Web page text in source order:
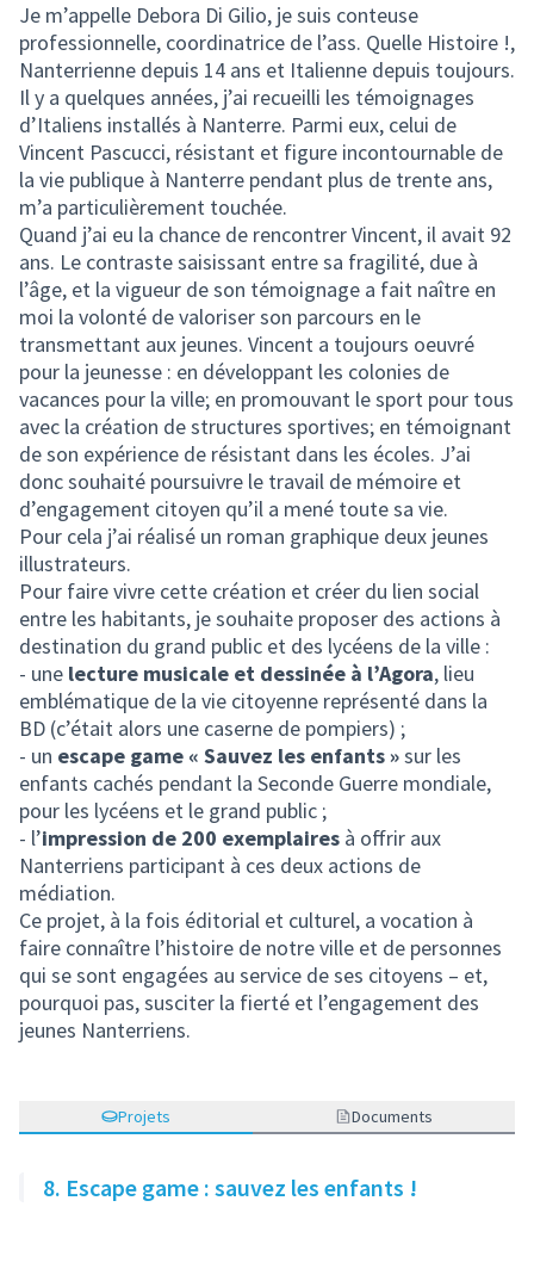
Je m’appelle Debora Di Gilio, je suis conteuse
professionnelle, coordinatrice de l’ass. Quelle Histoire !,
Nanterrienne depuis 14 ans et Italienne depuis toujours.
Il y a quelques années, j’ai recueilli les témoignages
d’Italiens installés à Nanterre. Parmi eux, celui de
Vincent Pascucci, résistant et figure incontournable de
la vie publique à Nanterre pendant plus de trente ans,
m’a particulièrement touchée.
Quand j’ai eu la chance de rencontrer Vincent, il avait 92
ans. Le contraste saisissant entre sa fragilité, due à
l’âge, et la vigueur de son témoignage a fait naître en
moi la volonté de valoriser son parcours en le
transmettant aux jeunes. Vincent a toujours oeuvré
pour la jeunesse : en développant les colonies de
vacances pour la ville; en promouvant le sport pour tous
avec la création de structures sportives; en témoignant
de son expérience de résistant dans les écoles. J’ai
donc souhaité poursuivre le travail de mémoire et
d’engagement citoyen qu’il a mené toute sa vie.
Pour cela j’ai réalisé un roman graphique deux jeunes
illustrateurs.
Pour faire vivre cette création et créer du lien social
entre les habitants, je souhaite proposer des actions à
destination du grand public et des lycéens de la ville :
- une lecture musicale et dessinée à l’Agora, lieu
emblématique de la vie citoyenne représenté dans la
BD (c’était alors une caserne de pompiers) ;
- un escape game « Sauvez les enfants »sur les
enfants cachés pendant la Seconde Guerre mondiale,
pour les lycéens et le grand public ;
- l’impression de 200 exemplaires à offrir aux
Nanterriens participant à ces deux actions de
médiation.
Ce projet, à la fois éditorial et culturel, a vocation à
faire connaître l’histoire de notre ville et de personnes
qui se sont engagées au service de ses citoyens – et,
pourquoi pas, susciter la fierté et l’engagement des
jeunes Nanterriens.
Projets Documents
8. Escape game : sauvez les enfants !